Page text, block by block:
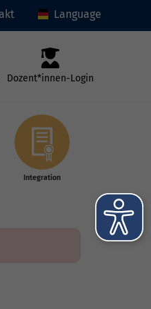
Language
Dozent*innen-Login
Integration